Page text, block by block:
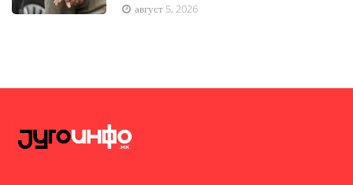
август 5, 2026